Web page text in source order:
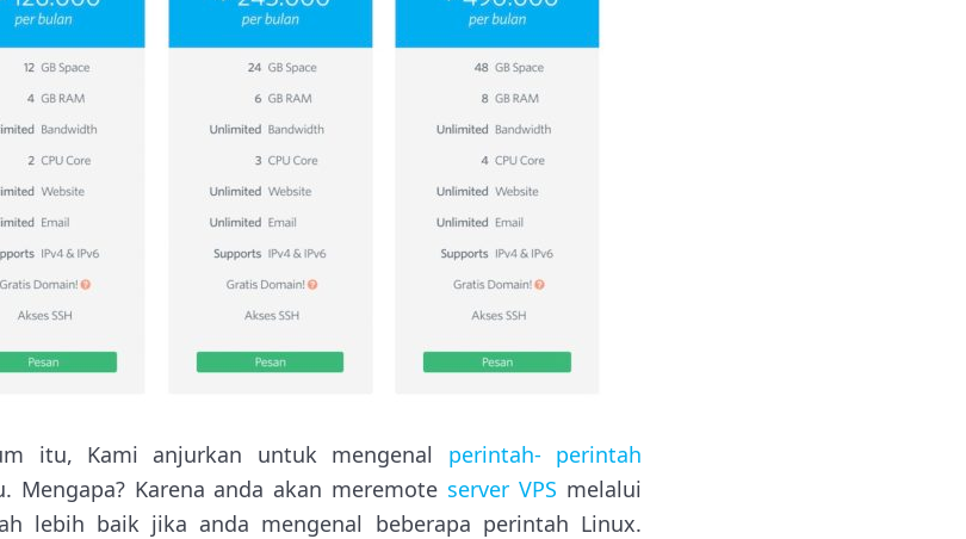
itu, Kami anjurkan untuk mengenal perintah- perintah
Mengapa? Karena anda akan meremote server VPS melalui
lebih baik jika anda mengenal beberapa perintah Linux.